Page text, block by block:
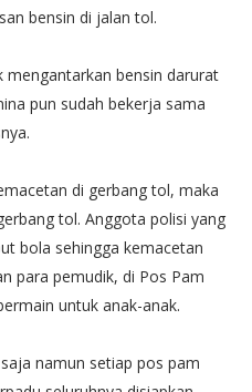
bensin di jalan tol.
mengantarkan bensin darurat
pun sudah bekerja sama
di gerbang tol, maka
tol. Anggota polisi yang
bola sehingga kemacetan
para pemudik, di Pos Pam
untuk anak-anak.
namun setiap pos pam